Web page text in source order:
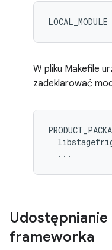
W pliku Makefile
zadeklarować
frameworka